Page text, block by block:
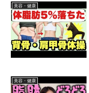
美容・健康
美容・健康